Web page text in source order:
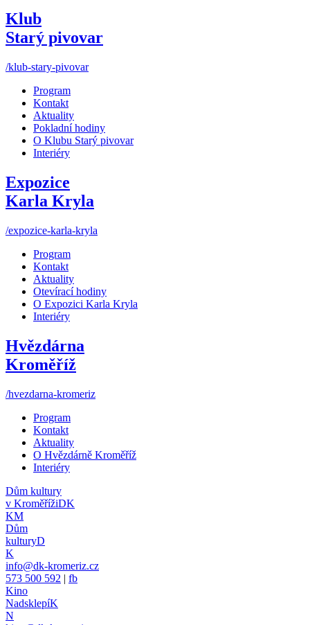
Klub
Starý pivovar
/klub-stary-pivovar
Program
Kontakt
Aktuality
Pokladní hodiny
O Klubu Starý pivovar
Interiéry
Expozice
Karla Kryla
/expozice-karla-kryla
Program
Kontakt
Aktuality
Otevírací hodiny
O Expozici Karla Kryla
Interiéry
Hvězdárna
Kroměříž
/hvezdarna-kromeriz
Program
Kontakt
Aktuality
O Hvězdárně Kroměříž
Interiéry
Dům kultury
v KroměřížiDK
KM
Dům
kulturyD
K
info@dk-kromeriz.cz
573 500 592 | fb
Kino
NadsklepíK
N